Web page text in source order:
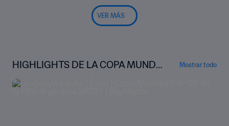
VER MÁS
HIGHLIGHTS DE LA COPA MUNDI
AL SUB-20 DE LA FIFA ARGENTINA
2023™
Mostrar todo